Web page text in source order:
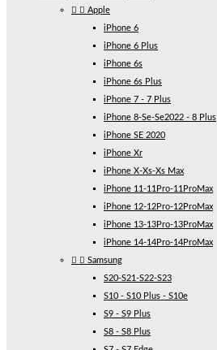
  Apple
iPhone 6
iPhone 6 Plus
iPhone 6s
iPhone 6s Plus
iPhone 7 - 7 Plus
iPhone 8-Se-Se2022 - 8 Plus
iPhone SE 2020
iPhone Xr
iPhone X-Xs-Xs Max
iPhone 11-11Pro-11ProMax
iPhone 12-12Pro-12ProMax
iPhone 13-13Pro-13ProMax
iPhone 14-14Pro-14ProMax
  Samsung
S20-S21-S22-S23
S10 - S10 Plus - S10e
S9 - S9 Plus
S8 - S8 Plus